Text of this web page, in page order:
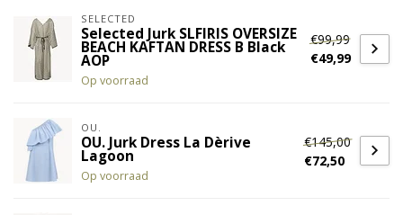
SELECTED
Selected Jurk SLFIRIS OVERSIZE
BEACH KAFTAN DRESS B Black
AOP
Op voorraad
€99,99
€49,99
OU.
OU. Jurk Dress La Dèrive
Lagoon
Op voorraad
€145,00
€72,50